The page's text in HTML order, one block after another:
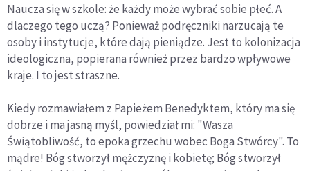
Naucza się w szkole: że każdy może wybrać sobie płeć. A
dlaczego tego uczą? Ponieważ podręczniki narzucają te
osoby i instytucje, które dają pieniądze. Jest to kolonizacja
ideologiczna, popierana również przez bardzo wpływowe
kraje. I to jest straszne.
Kiedy rozmawiałem z Papieżem Benedyktem, który ma się
dobrze i ma jasną myśl, powiedział mi: "Wasza
Świątobliwość, to epoka grzechu wobec Boga Stwórcy". To
mądre! Bóg stworzył mężczyznę i kobietę; Bóg stworzył